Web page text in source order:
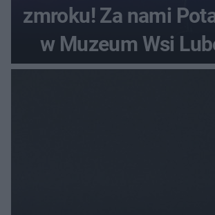
zmroku! Za nami
w Muzeum Wsi
[ZDJĘCIA]